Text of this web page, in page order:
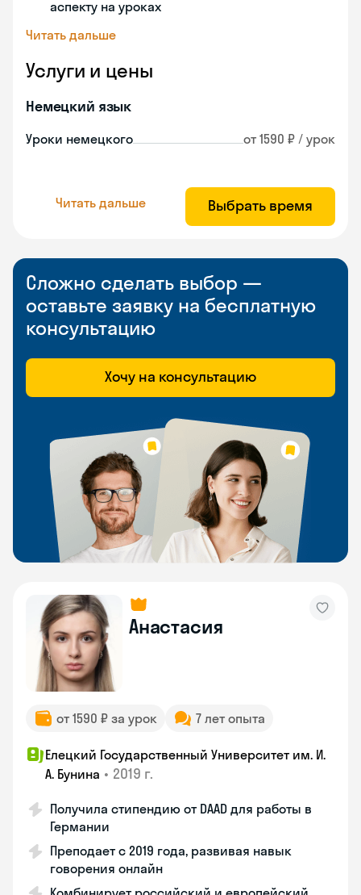
аспекту на уроках
Читать дальше
Услуги и цены
Немецкий язык
Уроки немецкого от 1590 ₽ / урок
Читать дальше Выбрать время
Сложно сделать выбор —
оставьте заявку на бесплатную
консультацию
Хочу на консультацию
Анастасия
от 1590 ₽ за урок 7 лет опыта
Елецкий Государственный Университет им. И.
А. Бунина • 2019 г.
Получила стипендию от DAAD для работы в
Германии
Преподает с 2019 года, развивая навык
говорения онлайн